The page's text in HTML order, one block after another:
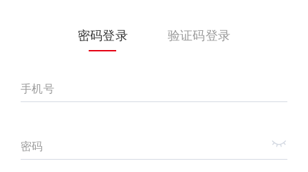
密码登录 验证码登录
手机号
密码